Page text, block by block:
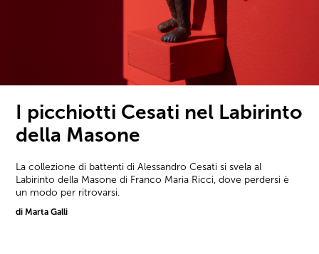
I picchiotti Cesati nel Labirinto
della Masone
La collezione di battenti di Alessandro Cesati si svela al
Labirinto della Masone di Franco Maria Ricci, dove perdersi è
un modo per ritrovarsi.
di Marta Galli